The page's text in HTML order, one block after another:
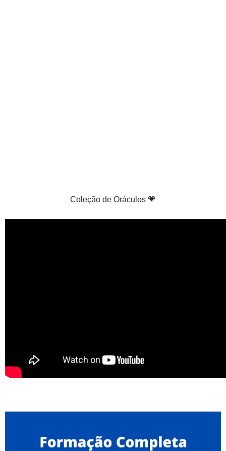
Coleção de Oráculos 💗